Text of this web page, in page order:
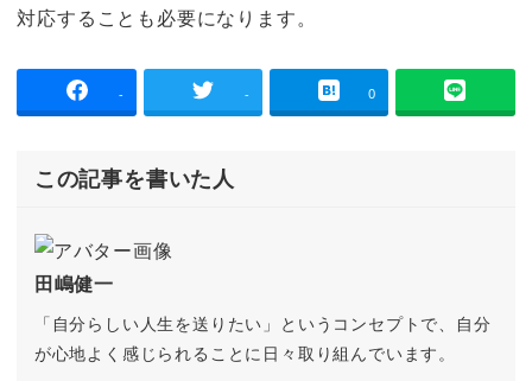
対応することも必要になります。
- - 0
この記事を書いた人
田嶋健一
「自分らしい人生を送りたい」というコンセプトで、自分
が心地よく感じられることに日々取り組んでいます。